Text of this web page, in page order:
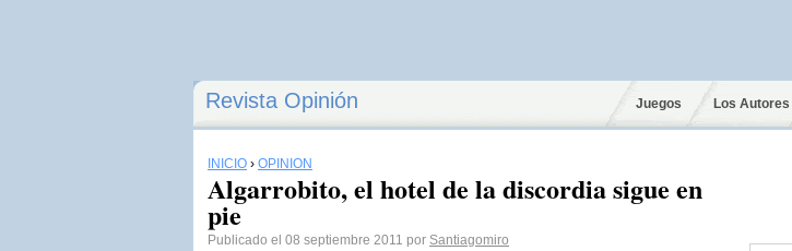
Revista Opinión Juegos Los Autores
INICIO › OPINIÓN
Algarrobito, el hotel de la discordia sigue en
pie
Publicado el 08 septiembre 2011 por Santiagomiro